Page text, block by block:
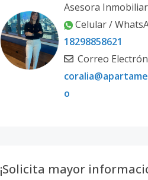
Asesora
Celular /
18298858621
Correo
o
¡Solicita mayor